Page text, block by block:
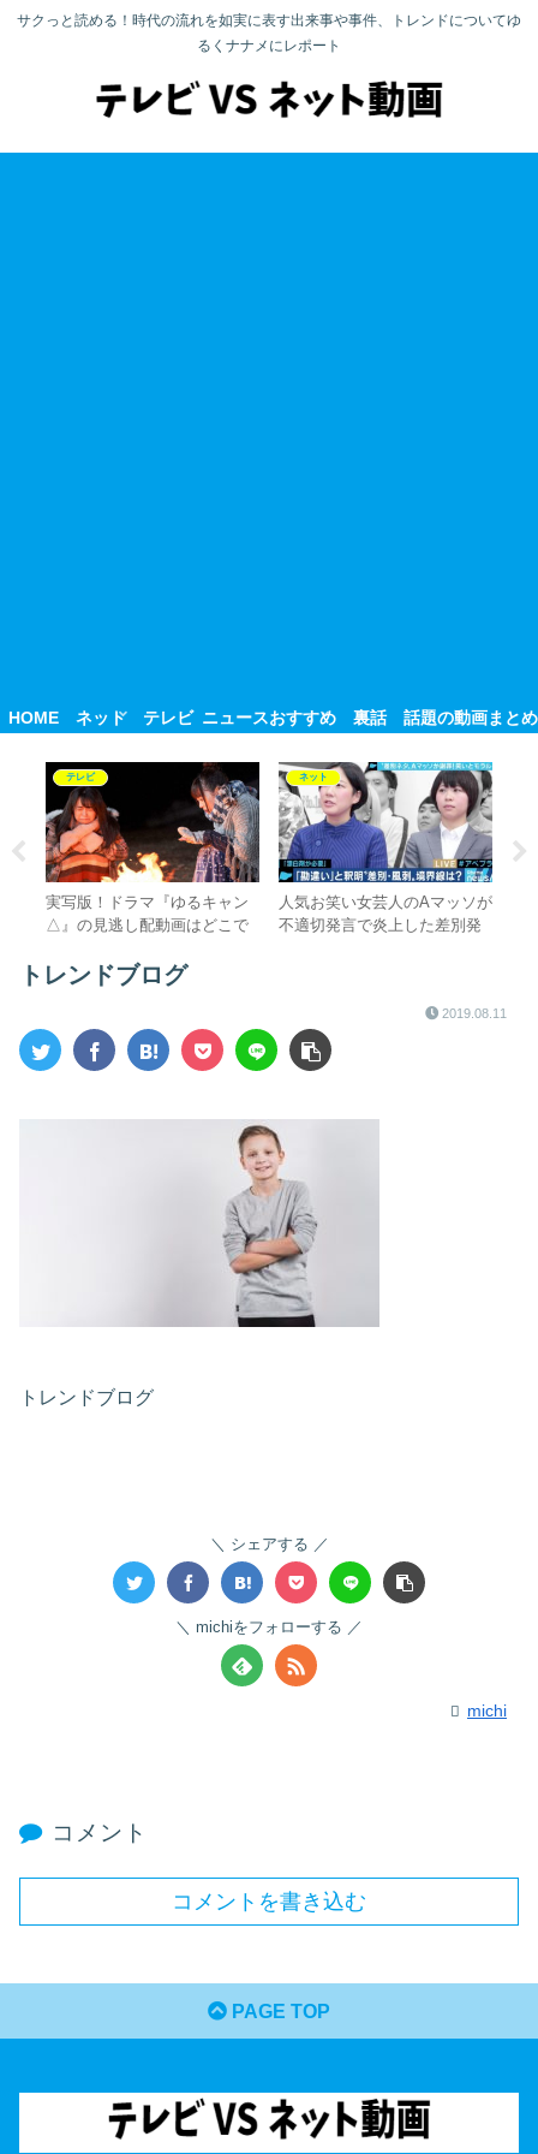
サクっと読める！時代の流れを如実に表す出来事や事件、トレンドについてゆ
るくナナメにレポート
HOME ネット テレビ ニュースおすすめ 裏話 話題の動画まとめ
テレビ
実写版！ドラマ『ゆるキャン
△』の見逃し配動画はどこで
ネット
人気お笑い女芸人のAマッソが
不適切発言で炎上した差別発
トレンドブログ
2019.08.11
トレンドブログ
シェアする
michiをフォローする
michi
コメント
コメントを書き込む
PAGE TOP